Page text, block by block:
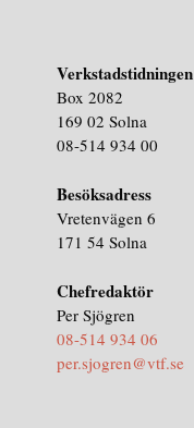
Verkstadstidningen
Box 2082
169 02 Solna
08-514 934 00
Besöksadress
Vretenvägen 6
171 54 Solna
Chefredaktör
Per Sjögren
08-514 934 06
per.sjogren@vtf.se